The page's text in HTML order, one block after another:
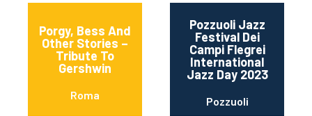
Porgy, Bess And
Other Stories –
Tribute To
Gershwin
Roma
Pozzuoli Jazz
Festival Dei
Campi Flegrei
International
Jazz Day 2023
Pozzuoli